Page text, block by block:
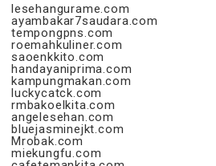
lesehangurame.com
ayambakar7saudara.com
tempongpns.com
roemahkuliner.com
saoenkkito.com
handayaniprima.com
kampungmakan.com
luckycatck.com
rmbakoelkita.com
angelesehan.com
bluejasminejkt.com
Mrobak.com
miekungfu.com